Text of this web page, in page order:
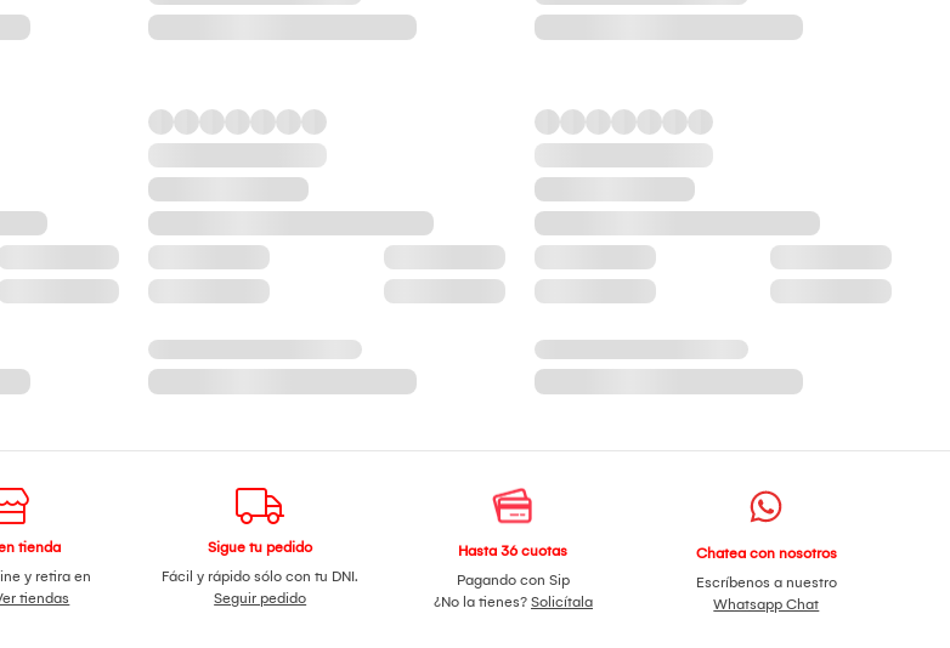
tienda
y retira en
tiendas
Sigue tu pedido
Fácil y rápido sólo con tu DNI.
Seguir pedido
Hasta 36 cuotas
Pagando con Sip
¿No la tienes? Solicítala
Chatea con nosotros
Escríbenos a nuestro
Whatsapp Chat